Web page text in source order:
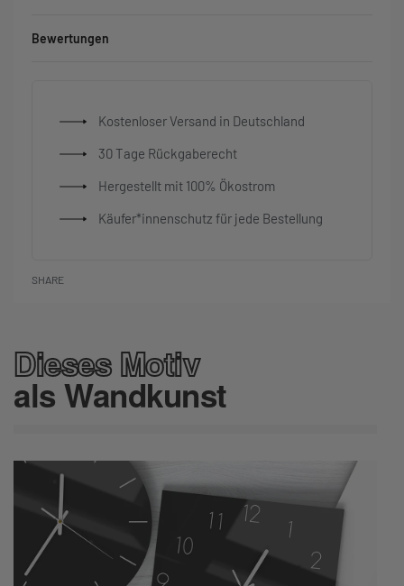
Bewertungen
Kostenloser Versand in Deutschland
30 Tage Rückgaberecht
Hergestellt mit 100% Ökostrom
Käufer*innenschutz für jede Bestellung
SHARE
Dieses Motiv
als Wandkunst